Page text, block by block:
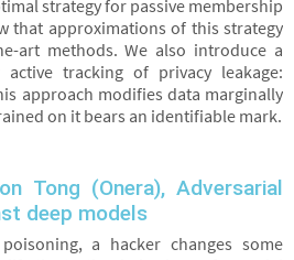
strategy for passive membership
that approximations of this strategy
art methods. We also introduce a
tracking of privacy leakage:
approach modifies data marginally
on it bears an identifiable mark.
Tong (Onera), Adversarial
deep models
a hacker changes some